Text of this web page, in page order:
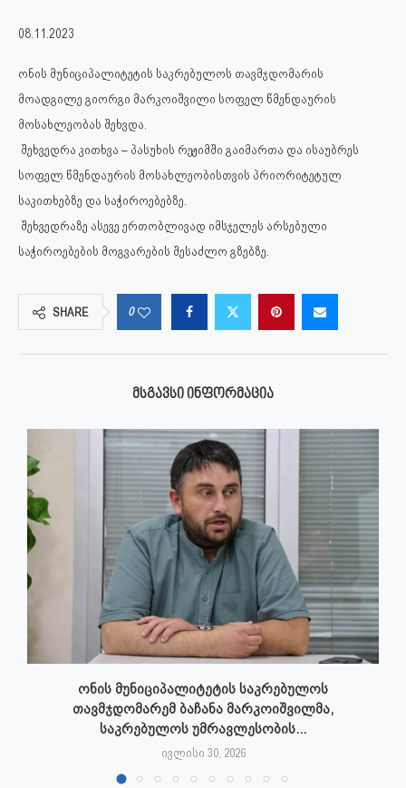
08.11.2023
ონის მუნიციპალიტეტის საკრებულოს თავმჯდომარის
მოადგილე გიორგი მარკოიშვილი სოფელ წმენდაურის
მოსახლეობას შეხვდა.
შეხვედრა კითხვა – პასუხის რეჟიმში გაიმართა და ისაუბრეს
სოფელ წმენდაურის მოსახლეობისთვის პრიორიტეტულ
საკითხებზე და საჭიროებებზე.
შეხვედრაზე ასევე ერთობლივად იმსჯელეს არსებული
საჭიროებების მოგვარების შესაძლო გზებზე.
SHARE 0
ᲛᲡᲒᲐᲕᲡᲘ ᲘᲜᲤᲝᲠᲛᲐᲪᲘᲐ
ონის მუნიციპალიტეტის საკრებულოს
თავმჯდომარემ ბაჩანა მარკოიშვილმა,
საკრებულოს უმრავლესობის...
ივლისი 30, 2026